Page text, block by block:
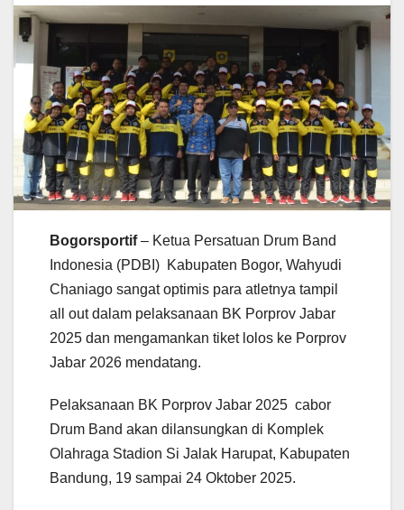
Bogorsportif– Ketua Persatuan Drum Band
Indonesia (PDBI) Kabupaten Bogor, Wahyudi
Chaniago sangat optimis para atletnya tampil
all out dalam pelaksanaan BK Porprov Jabar
2025 dan mengamankan tiket lolos ke Porprov
Jabar 2026 mendatang.
Pelaksanaan BK Porprov Jabar 2025 cabor
Drum Band akan dilansungkan di Komplek
Olahraga Stadion Si Jalak Harupat, Kabupaten
Bandung, 19 sampai 24 Oktober 2025.